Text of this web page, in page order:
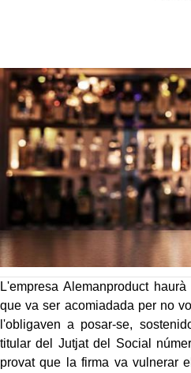
L'empresa Alemanproduct
que va ser acomiadada per no
l'obligaven a posar-se,
titular del Jutjat del Social
provat que la firma va vulnerar